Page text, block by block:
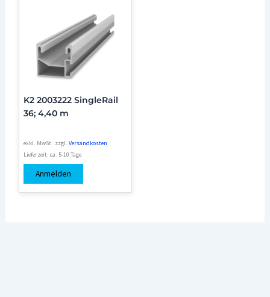
K2 2003222 SingleRail
36; 4,40 m
exkl. MwSt. zzgl.Versandkosten
Lieferzeit:ca. 5-10 Tage
Anmelden